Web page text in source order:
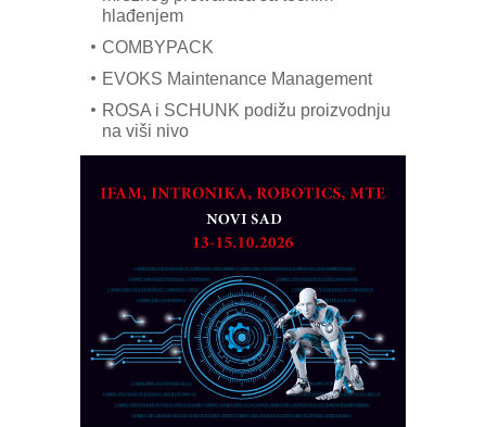
hlađenjem
COMBYPACK
EVOKS Maintenance Management
ROSA i SCHUNK podižu proizvodnju
na viši nivo
MAREX - Lim i mašine za savremena
Marcom-plast d.o.o.- vaš pouzdan
partner
CTO - Prilagodite svoju toplinsku
obradu!
Razvoj asortimanskog pravca MINI-
PLC AKYTEC
AUKOM: Svetski standard metrologije